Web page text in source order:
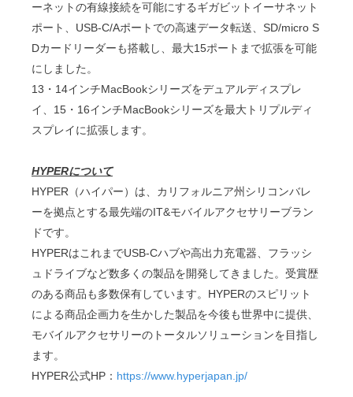
ーネットの有線接続を可能にするギガビットイーサネット
ポート、USB-C/Aポートでの高速データ転送、SD/micro S
Dカードリーダーも搭載し、最大15ポートまで拡張を可能
にしました。
13・14インチMacBookシリーズをデュアルディスプレ
イ、15・16インチMacBookシリーズを最大トリプルディ
スプレイに拡張します。
HYPERについて
HYPER（ハイパー）は、カリフォルニア州シリコンバレ
ーを拠点とする最先端のIT&モバイルアクセサリーブラン
ドです。
HYPERはこれまでUSB-Cハブや高出力充電器、フラッシ
ュドライブなど数多くの製品を開発してきました。受賞歴
のある商品も多数保有しています。HYPERのスピリット
による商品企画力を生かした製品を今後も世界中に提供、
モバイルアクセサリーのトータルソリューションを目指し
ます。
HYPER公式HP： https://www.hyperjapan.jp/